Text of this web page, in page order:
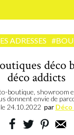
ADRESSES
déco
déco addicts
boutique, showroom
donnent envie de
24.10.2022 par Déco